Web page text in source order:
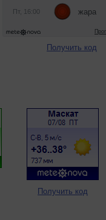
Получить код
Получить код